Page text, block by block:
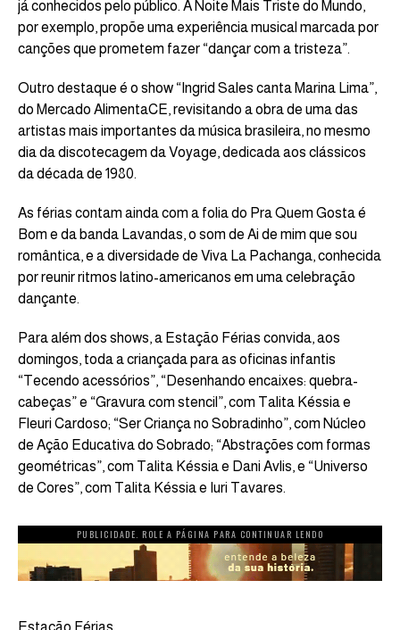
já conhecidos pelo público. A Noite Mais Triste do Mundo,
por exemplo, propõe uma experiência musical marcada por
canções que prometem fazer “dançar com a tristeza”.
Outro destaque é o show “Ingrid Sales canta Marina Lima”,
do Mercado AlimentaCE, revisitando a obra de uma das
artistas mais importantes da música brasileira, no mesmo
dia da discotecagem da Voyage, dedicada aos clássicos
da década de 1980.
As férias contam ainda com a folia do Pra Quem Gosta é
Bom e da banda Lavandas, o som de Ai de mim que sou
romântica, e a diversidade de Viva La Pachanga, conhecida
por reunir ritmos latino-americanos em uma celebração
dançante.
Para além dos shows, a Estação Férias convida, aos
domingos, toda a criançada para as oficinas infantis
“Tecendo acessórios”, “Desenhando encaixes: quebra-
cabeças” e “Gravura com stencil”, com Talita Késsia e
Fleuri Cardoso; “Ser Criança no Sobradinho”, com Núcleo
de Ação Educativa do Sobrado; “Abstrações com formas
geométricas”, com Talita Késsia e Dani Avlis, e “Universo
de Cores”, com Talita Késsia e Iuri Tavares.
PUBLICIDADE. ROLE A PÁGINA PARA CONTINUAR LENDO
Estação Férias